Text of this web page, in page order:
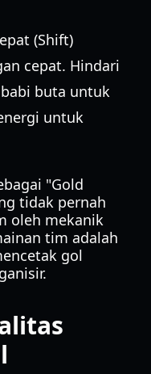
(Shift)
cepat. Hindari
buta untuk
untuk
"Gold
tidak pernah
oleh mekanik
tim adalah
gol